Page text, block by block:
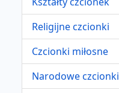
Religijne czcionki
Czcionki miłosne
Narodowe czcionki